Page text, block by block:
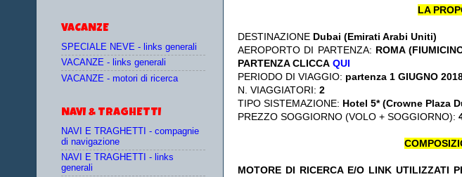
LA
DESTINAZIONE Dubai (Emirati Arabi Uniti)
AEROPORTO DI PARTENZA: ROMA
PARTENZA CLICCA QUI
PERIODO DI VIAGGIO: partenza 1 GIUGNO
N. VIAGGIATORI: 2
TIPO SISTEMAZIONE: Hotel 5* (Crowne Plaza
PREZZO SOGGIORNO (VOLO + SOGGIORNO):
MOTORE DI RICERCA E/O LINK UTILIZZATI
VACANZE
SPECIALE NEVE - links generali
VACANZE - links generali
VACANZE - motori di ricerca
NAVI & TRAGHETTI
NAVI E TRAGHETTI - compagnie
di navigazione
NAVI E TRAGHETTI - links
generali